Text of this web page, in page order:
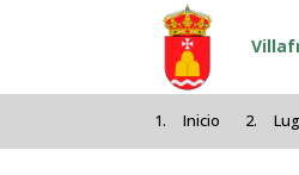
Pasar al
Inicio